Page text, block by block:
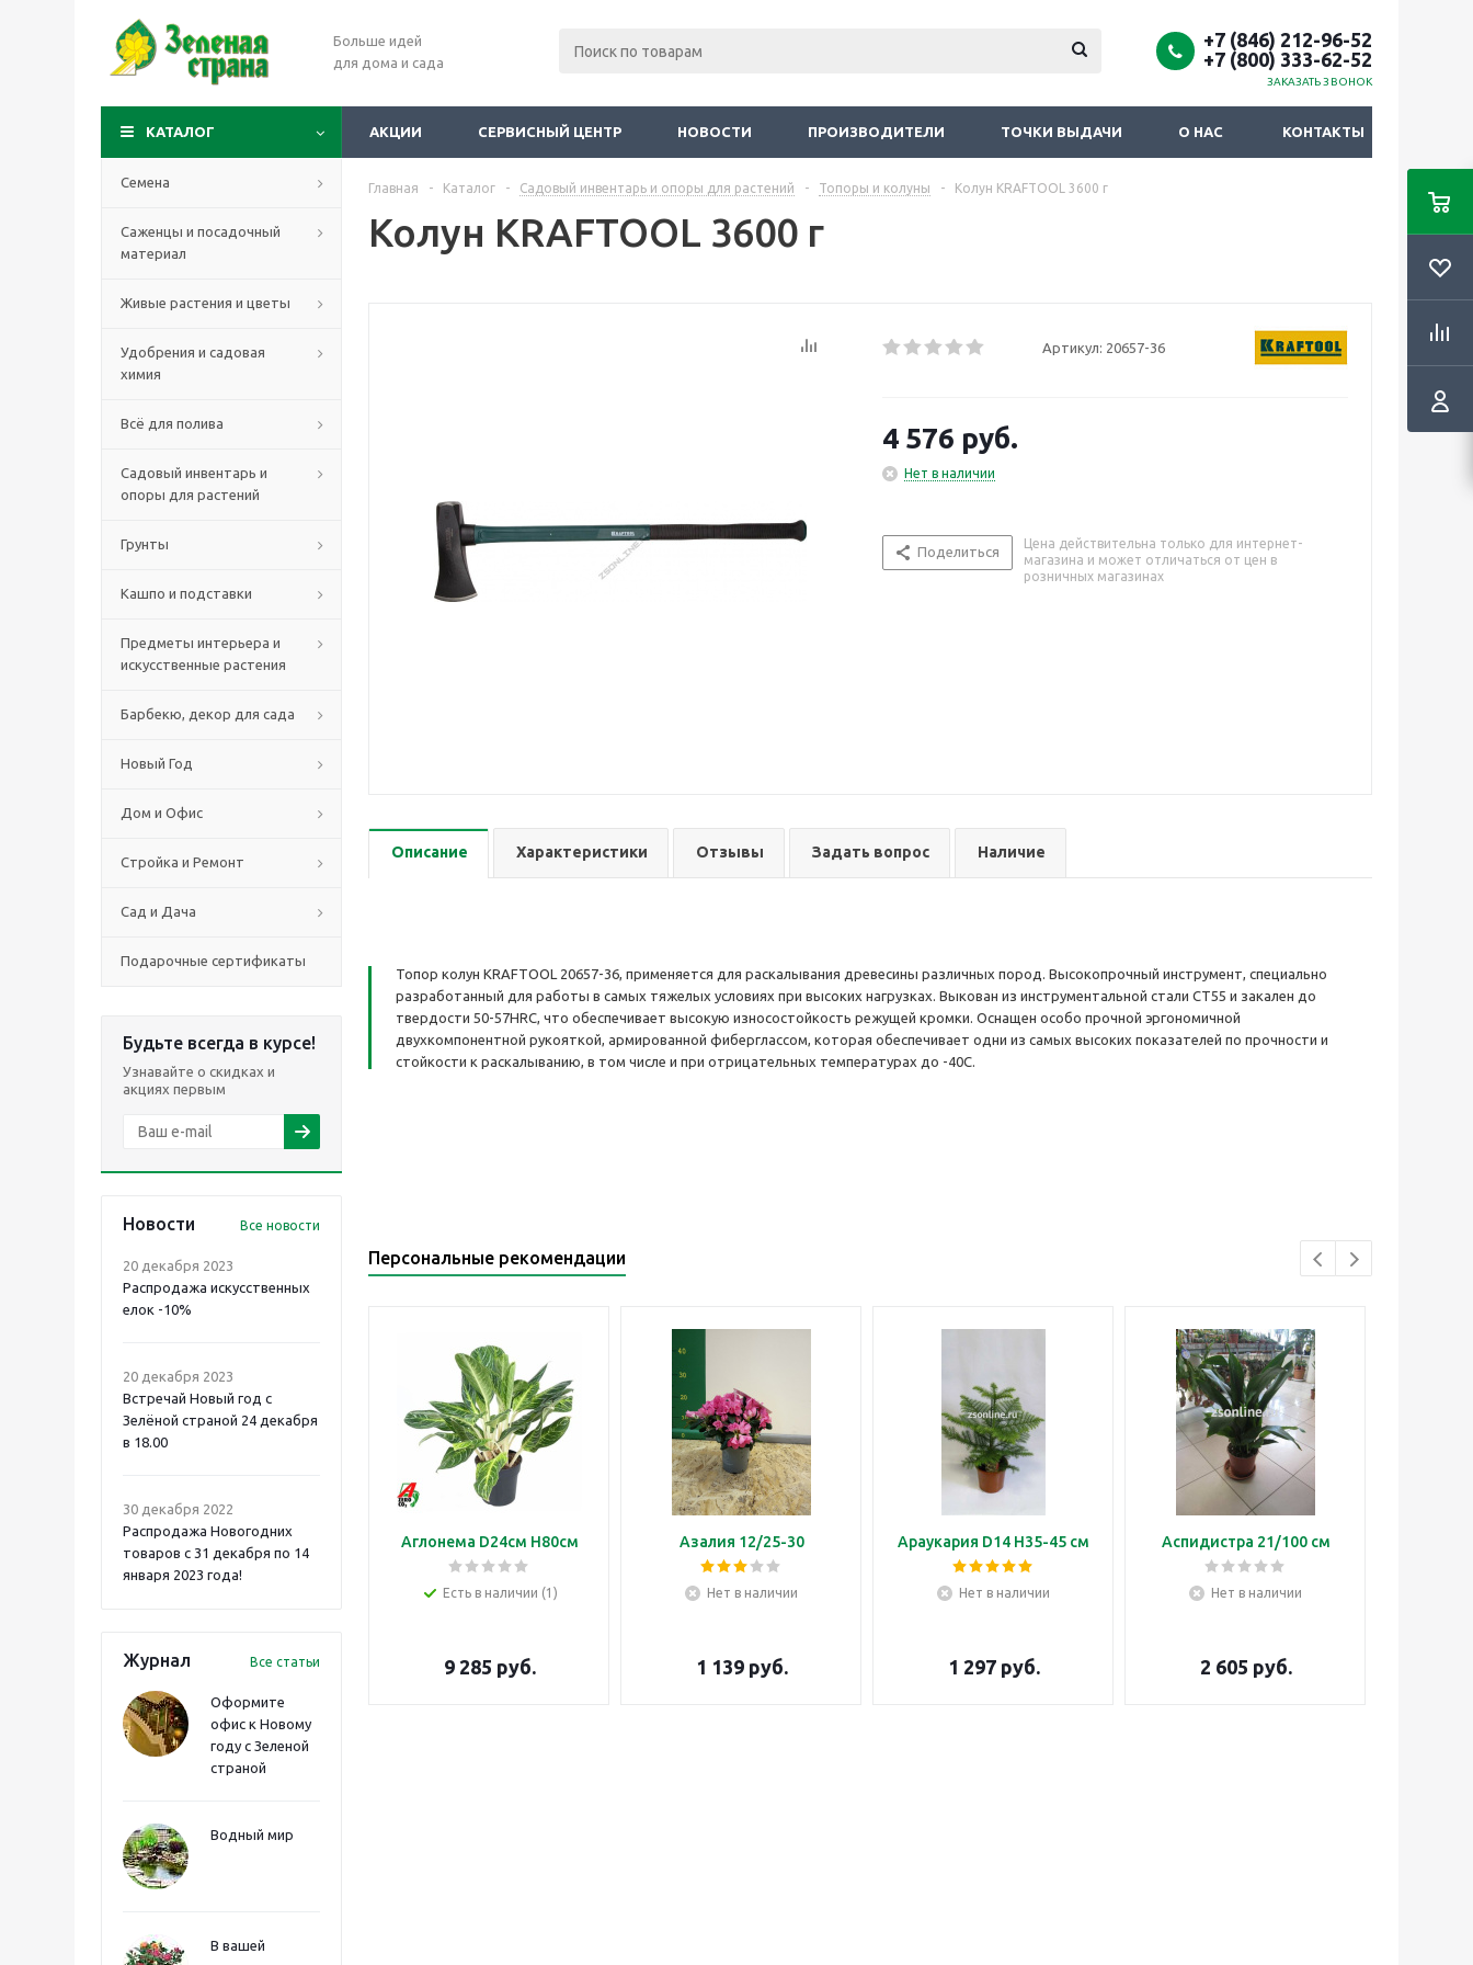
Больше идей
для дома и сада
+7 (846) 212-96-52
+7 (800) 333-62-52
ЗАКАЗАТЬ ЗВОНОК
КАТАЛОГ АКЦИИ СЕРВИСНЫЙ ЦЕНТР НОВОСТИ ПРОИЗВОДИТЕЛИ ТОЧКИ ВЫДАЧИ О НАС КОНТАКТЫ
Семена
Саженцы и посадочный
материал
Живые растения и цветы
Удобрения и садовая
химия
Всё для полива
Садовый инвентарь и
опоры для растений
Грунты
Кашпо и подставки
Предметы интерьера и
искусственные растения
Барбекю, декор для сада
Новый Год
Дом и Офис
Стройка и Ремонт
Сад и Дача
Подарочные сертификаты
Будьте всегда в курсе!
Узнавайте о скидках и
акциях первым
Новости Все новости
20 декабря 2023
Распродажа искусственных
елок -10%
20 декабря 2023
Встречай Новый год с
Зелёной страной 24 декабря
в 18.00
30 декабря 2022
Распродажа Новогодних
товаров с 31 декабря по 14
января 2023 года!
Журнал Все статьи
Оформите
офис к Новому
году с Зеленой
страной
Водный мир
В вашей
Главная - Каталог - Садовый инвентарь и опоры для растений - Топоры и колуны - Колун KRAFTOOL 3600 г
Колун KRAFTOOL 3600 г
Артикул: 20657-36
4 576 руб.
Нет в наличии
Поделиться
Цена действительна только для интернет-
магазина и может отличаться от цен в
розничных магазинах
Описание Характеристики Отзывы Задать вопрос Наличие
Топор колун KRAFTOOL 20657-36, применяется для раскалывания древесины различных пород. Высокопрочный инструмент, специально
разработанный для работы в самых тяжелых условиях при высоких нагрузках. Выкован из инструментальной стали СТ55 и закален до
твердости 50-57HRC, что обеспечивает высокую износостойкость режущей кромки. Оснащен особо прочной эргономичной
двухкомпонентной рукояткой, армированной фиберглассом, которая обеспечивает одни из самых высоких показателей по прочности и
стойкости к раскалыванию, в том числе и при отрицательных температурах до -40С.
Персональные рекомендации
Аглонема D24см H80см
Есть в наличии (1)
9 285 руб.
Азалия 12/25-30
Нет в наличии
1 139руб.
Араукария D14 H35-45 см
Нет в наличии
1 297руб.
Аспидистра 21/100 см
Нет в наличии
2 605 руб.